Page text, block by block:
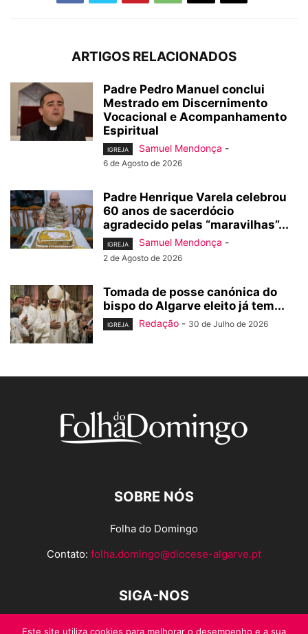
ARTIGOS RELACIONADOS
Padre Pedro Manuel conclui
Mestrado em Discernimento
Vocacional e Acompanhamento
Espiritual
IGREJA Samuel Mendonça -
6 de Agosto de 2026
Padre Henrique Varela celebrou
60 anos de sacerdócio
agradecido pelas “maravilhas”...
IGREJA Samuel Mendonça -
2 de Agosto de 2026
Tomada de posse canónica do
bispo do Algarve eleito já tem...
IGREJA Redação - 30 de Julho de 2026
SOBRE NÓS
Folha do Domingo
Contato: folha.domingo@diocese-algarve.pt
SIGA-NOS
Este site utiliza cookies para melhorar o desempenho e a sua